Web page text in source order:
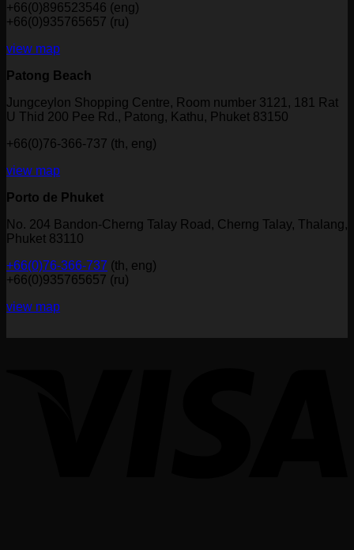
+66(0)896523546 (eng)
+66(0)935765657 (ru)
view map
Patong Beach
Jungceylon Shopping Centre, Room number 3121, 181 Rat
U Thid 200 Pee Rd., Patong, Kathu, Phuket 83150
+66(0)76-366-737 (th, eng)
view map
Porto de Phuket
No. 204 Bandon-Cherng Talay Road, Cherng Talay, Thalang,
Phuket 83110
+66(0)76-366-737 (th, eng)
+66(0)935765657 (ru)
view map